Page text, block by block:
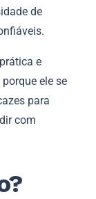
de
e
ele se
para
com